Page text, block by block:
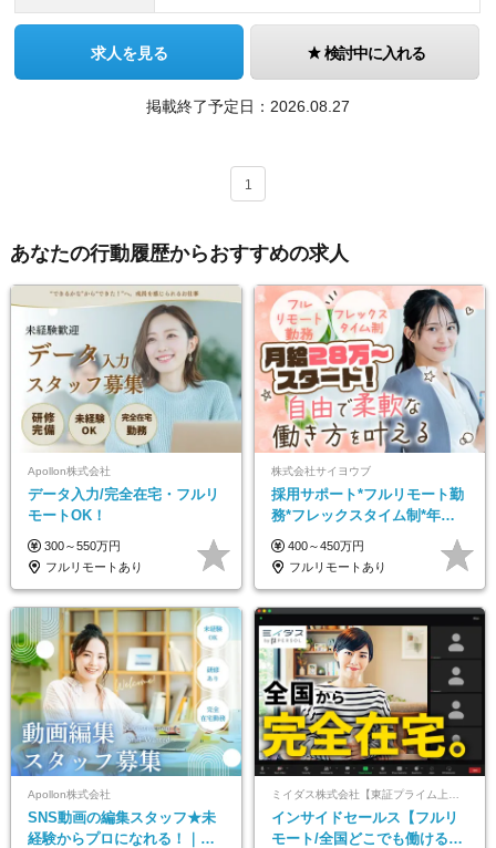
求人を見る 検討中に入れる
掲載終了予定日： 2026.08.27
1
あなたの行動履歴からおすすめの求人
Apollon株式会社
データ入力/完全在宅・フルリ
モートOK！
300～550万円
フルリモートあり
株式会社サイヨウブ
採用サポート*フルリモート勤
務*フレックスタイム制*年休
120日*土日祝休み*残業ほぼな
し*育児中社員8割以上
400～450万円
フルリモートあり
Apollon株式会社
SNS動画の編集スタッフ★未
経験からプロになれる！｜お
インサイドセールス【フルリ
モート/全国どこでも働ける】